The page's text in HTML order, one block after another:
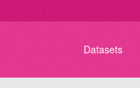
Datasets